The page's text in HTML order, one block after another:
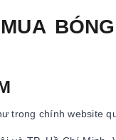
trong chính website